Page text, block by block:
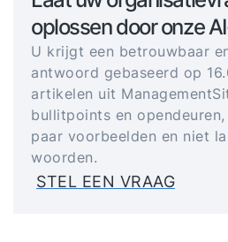
oplossen door onze
U krijgt een betrouwbaar
antwoord gebaseerd op
artikelen uit
bullitpoints en
paar voorbeelden en niet
woorden.
STEL EEN VRAAG